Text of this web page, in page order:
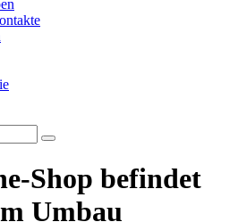
Shop befindet
Umbau